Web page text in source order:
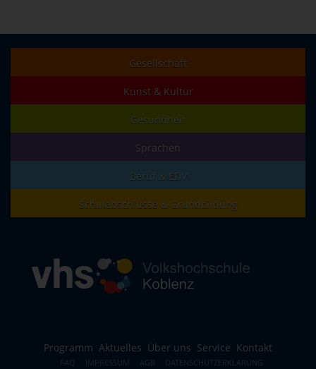
Gesellschaft
Kunst & Kultur
Gesundheit
Sprachen
Beruf & EDV
Schulabschlüsse & Grundbildung
Programm Aktuelles Über uns Service Kontakt
FAQ IMPRESSUM AGB
DATENSCHUTZERKLÄRUNG